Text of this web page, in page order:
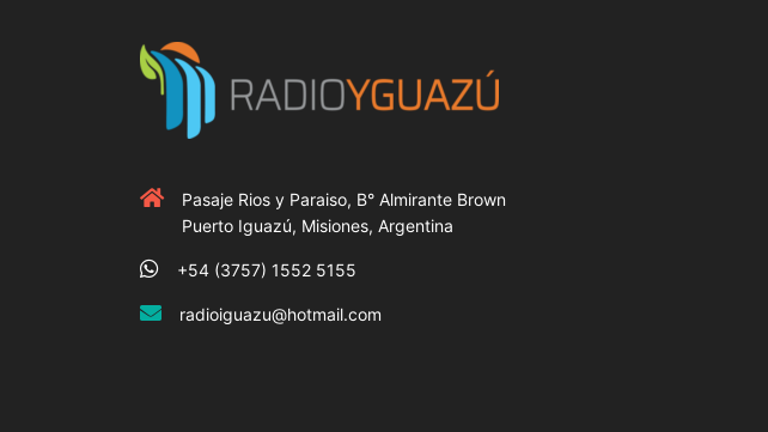
Pasaje Rios y Paraiso, B° Almirante Brown
Puerto Iguazú, Misiones, Argentina
+54 (3757) 1552 5155
radioiguazu@hotmail.com